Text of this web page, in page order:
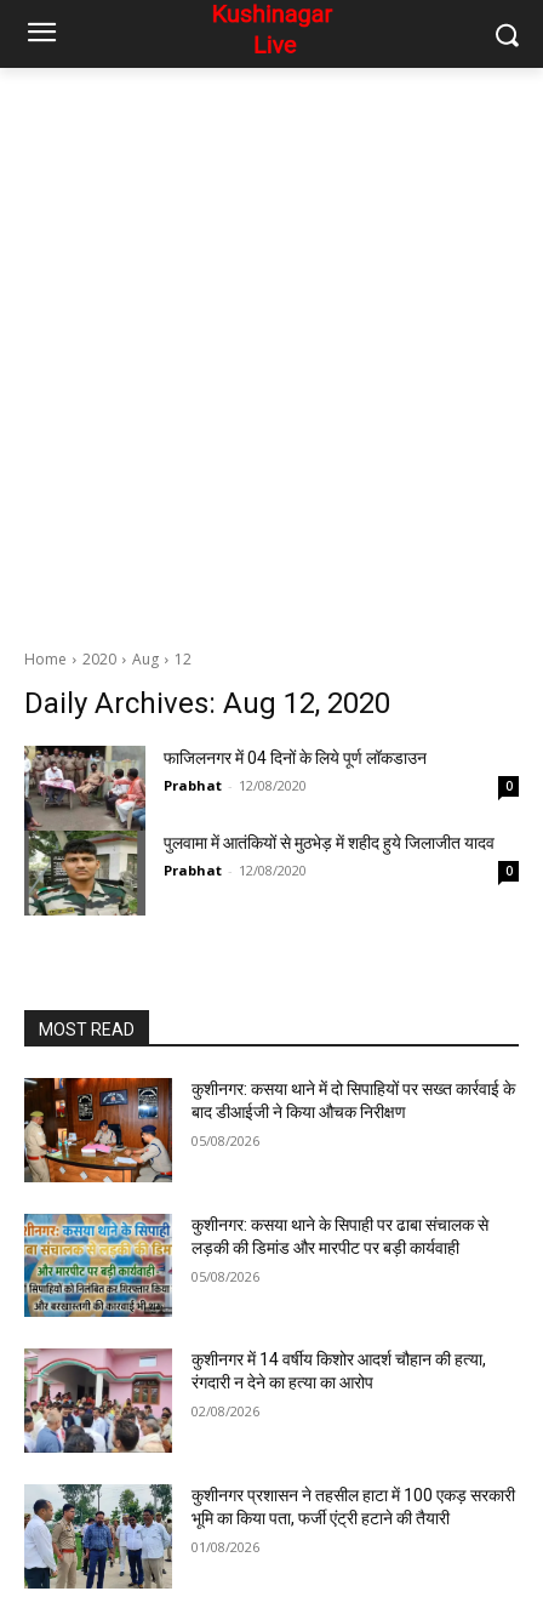
Home 2020 Aug 12
Daily Archives: Aug 12, 2020
फाजिलनगर में 04 दिनों के लिये पूर्ण लॉकडाउन
Prabhat - 12/08/2020 0
पुलवामा में आतंकियों से मुठभेड़ में शहीद हुये जिलाजीत यादव
Prabhat - 12/08/2020 0
MOST READ
कुशीनगर: कसया थाने में दो सिपाहियों पर सख्त कार्रवाई के
बाद डीआईजी ने किया औचक निरीक्षण
05/08/2026
कुशीनगर: कसया थाने के सिपाही पर ढाबा संचालक से
लड़की की डिमांड और मारपीट पर बड़ी कार्यवाही
05/08/2026
कुशीनगर में 14 वर्षीय किशोर आदर्श चौहान की हत्या,
रंगदारी न देने का हत्या का आरोप
02/08/2026
कुशीनगर प्रशासन ने तहसील हाटा में 100 एकड़ सरकारी
भूमि का किया पता, फर्जी एंट्री हटाने की तैयारी
01/08/2026